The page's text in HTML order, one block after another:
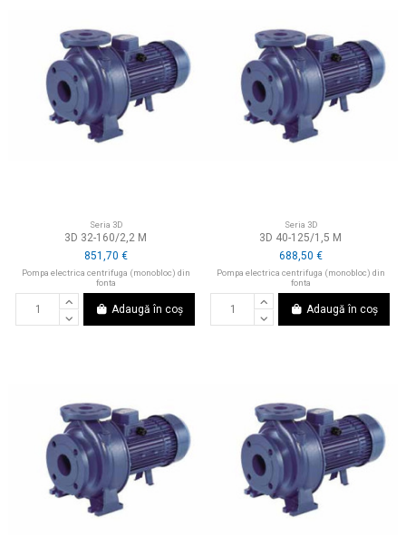
Seria 3D
3D 32-160/2,2 M
851,70 €
Pompa electrica centrifuga (monobloc) din
fonta
Adaugă în coș
Seria 3D
3D 40-125/1,5 M
688,50 €
Pompa electrica centrifuga (monobloc) din
fonta
Adaugă în coș